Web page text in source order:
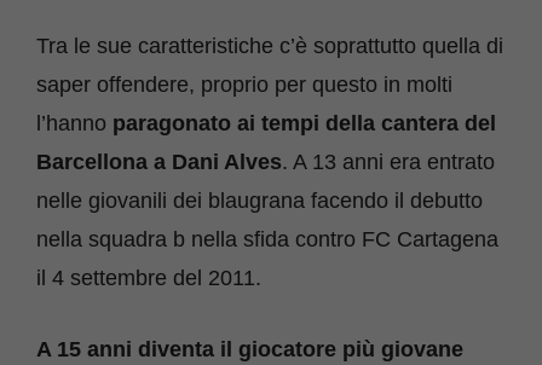
Tra le sue caratteristiche c’è soprattutto quella di
saper offendere, proprio per questo in molti
l’hanno paragonato ai tempi della cantera del
Barcellona a Dani Alves. A 13 anni era entrato
nelle giovanili dei blaugrana facendo il debutto
nella squadra b nella sfida contro FC Cartagena
il 4 settembre del 2011.
A 15 anni diventa il giocatore più giovane